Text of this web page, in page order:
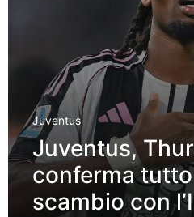
Juventus
Juventus,
conferma
scambio con